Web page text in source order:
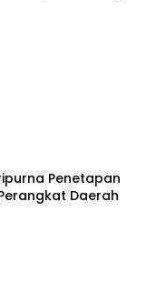
Penetapan
Daerah